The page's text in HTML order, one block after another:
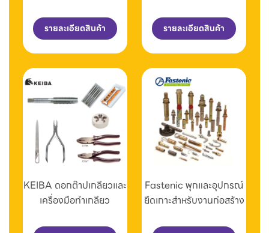
รายละเอียดสินค้า รายละเอียดสินค้า
KEIBA ดอกต๊าปเกลียวและ
เครื่องมือทำเกลียว
Fastenic พุกและอุปกรณ์
ยึดเกาะสำหรับงานก่อสร้าง